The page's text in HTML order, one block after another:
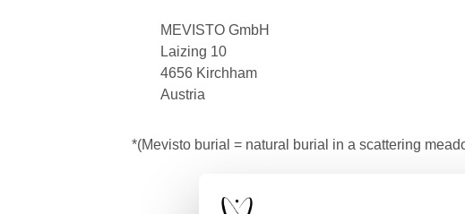
MEVISTO GmbH
Laizing 10
4656 Kirchham
Austria
*(Mevisto burial = natural burial in a scattering